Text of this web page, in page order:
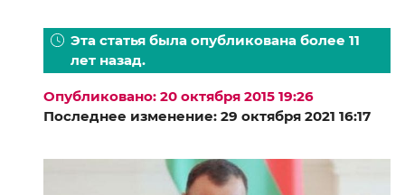
Эта статья была опубликована более 11
лет назад.
Опубликовано: 20 октября 2015 19:26
Последнее изменение: 29 октября 2021 16:17